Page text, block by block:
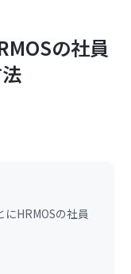
の社員
HRMOSの社員